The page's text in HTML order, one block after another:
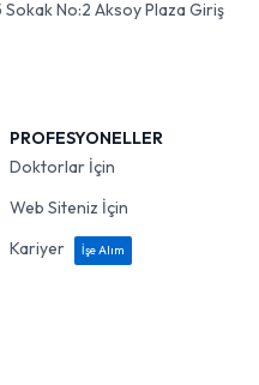
Sokak No:2 Aksoy Plaza Giriş
PROFESYONELLER
Doktorlar İçin
Web Siteniz İçin
Kariyer
İşe Alım